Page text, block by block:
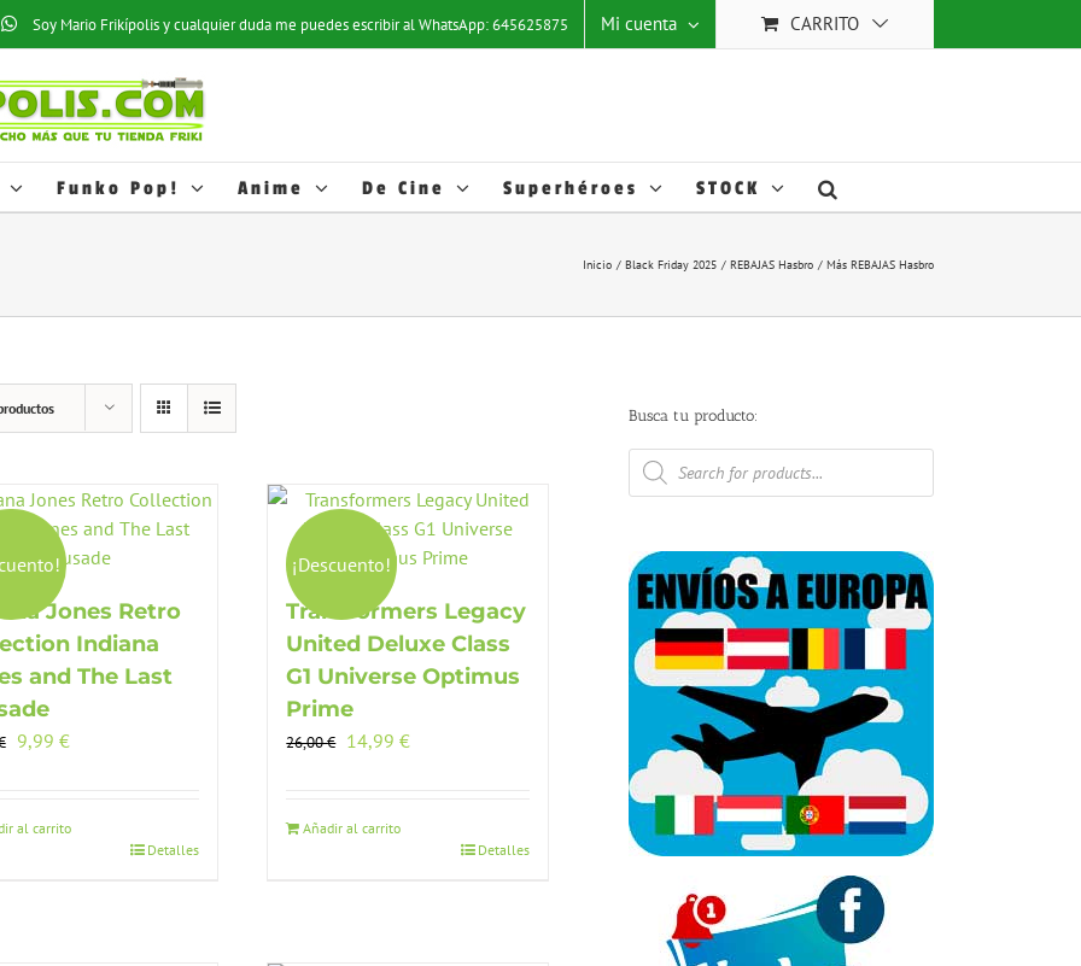
Soy Mario Frikípolis y cualquier duda me puedes escribir al WhatsApp: 645625875 Mi cuenta CARRITO
Funko Pop! Anime De Cine Superhéroes STOCK
Inicio Black Friday 2025 REBAJAS Hasbro Más REBAJAS Hasbro
Jones Retro
Indiana
and The Last
El
era:
9,99 €El
es:
al carrito
Detalles
¡Descuento!
Transformers Legacy
United Deluxe Class
G1 Universe Optimus
Prime
26,00€ El
era:
14,99€El
14,99 €.
Añadir al carrito
Detalles
Busca tu producto:
Búsqueda
de
productos
estadísticos y hábitos de navegación de los usuarios; esto nos ayuda a mejorar
relacionadas con las preferencias de los usuarios. Puede activar estas
en los AJUSTES.
ACEPTAR TODO Ajustes